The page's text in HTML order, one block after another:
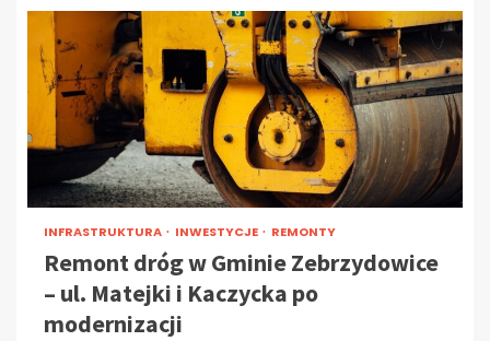
INFRASTRUKTURA INWESTYCJE REMONTY
Remont dróg w Gminie Zebrzydowice
– ul. Matejki i Kaczycka po
modernizacji